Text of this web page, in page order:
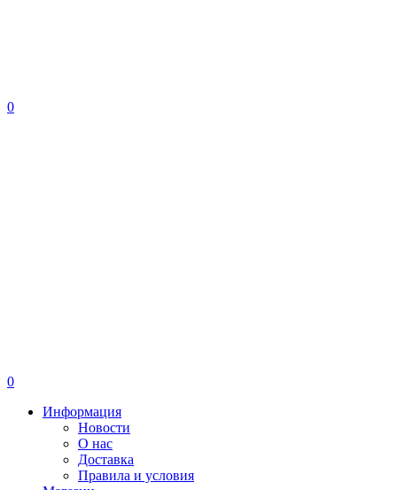
0
0
Информация
Новости
О нас
Доставка
Правила и условия